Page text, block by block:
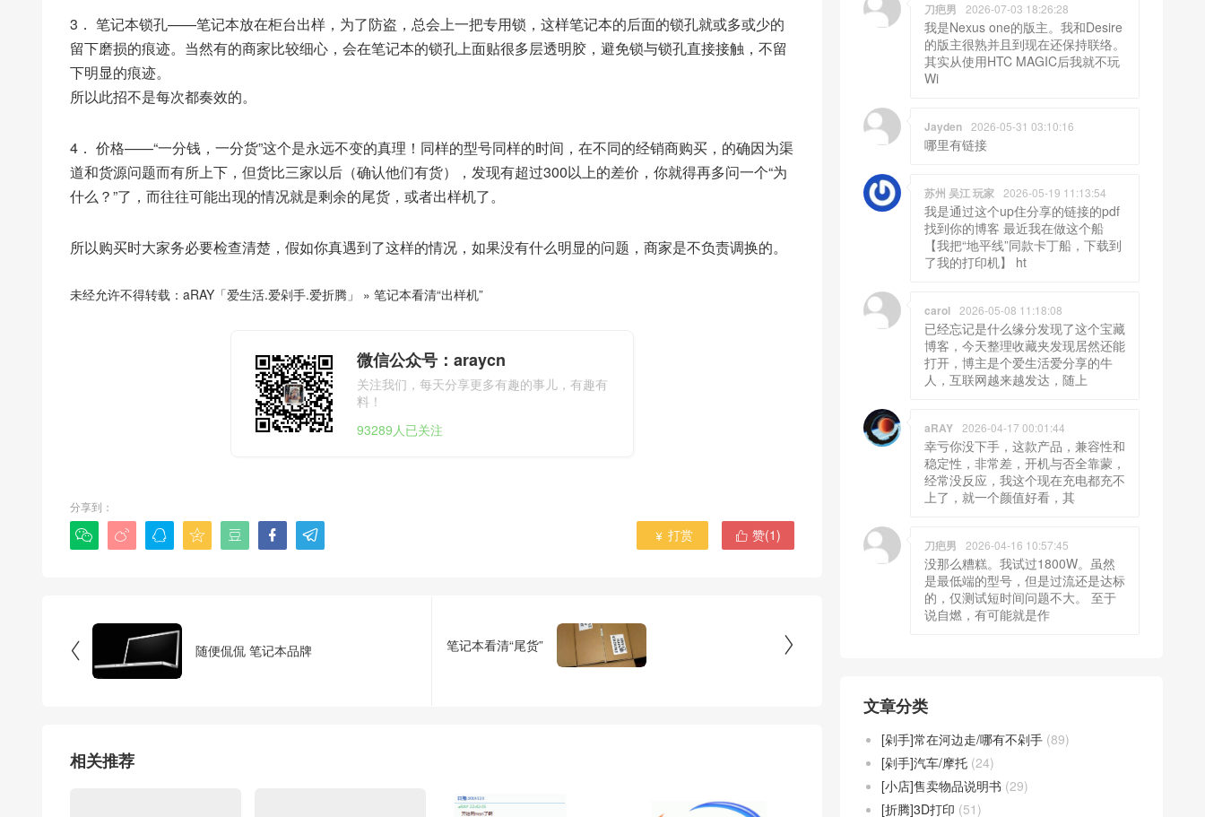
3． 笔记本锁孔——笔记本放在柜台出样，为了防盗，总会上一把专用锁，这样笔记本的后面的锁孔就或多或少的
留下磨损的痕迹。当然有的商家比较细心，会在笔记本的锁孔上面贴很多层透明胶，避免锁与锁孔直接接触，不留
下明显的痕迹。
所以此招不是每次都奏效的。
4． 价格——“一分钱，一分货”这个是永远不变的真理！同样的型号同样的时间，在不同的经销商购买，的确因为渠
道和货源问题而有所上下，但货比三家以后（确认他们有货），发现有超过300以上的差价，你就得再多问一个“为
什么？”了，而往往可能出现的情况就是剩余的尾货，或者出样机了。
所以购买时大家务必要检查清楚，假如你真遇到了这样的情况，如果没有什么明显的问题，商家是不负责调换的。
未经允许不得转载： aRAY「爱生活.爱剁手.爱折腾」 » 笔记本看清“出样机”
微信公众号：araycn
关注我们，每天分享更多有趣的事儿，有趣有
料！
93289人已关注
分享到：
        赞(1)
 打赏
 随便侃侃 笔记本品牌 
笔记本看清“尾货”
相关推荐
刀疤男 2026-07-03 18:26:28
我是Nexus one的版主。我和Desire
的版主很熟并且到现在还保持联络。
其实从使用HTC MAGIC后我就不玩
Wi
Jayden 2026-05-31 03:10:16
哪里有链接
苏州 吴江 玩家 2026-05-19 11:13:54
我是通过这个up住分享的链接的pdf
找到你的博客 最近我在做这个船
【我把“地平线”同款卡丁船，下载到
了我的打印机】 ht
carol 2026-05-08 11:18:08
已经忘记是什么缘分发现了这个宝藏
博客，今天整理收藏夹发现居然还能
打开，博主是个爱生活爱分享的牛
人，互联网越来越发达，随上
aRAY 2026-04-17 00:01:44
幸亏你没下手，这款产品，兼容性和
稳定性，非常差，开机与否全靠蒙，
经常没反应，我这个现在充电都充不
上了，就一个颜值好看，其
刀疤男 2026-04-16 10:57:45
没那么糟糕。我试过1800W。虽然
是最低端的型号，但是过流还是达标
的，仅测试短时间问题不大。 至于
说自燃，有可能就是作
文章分类
[剁手]常在河边走/哪有不剁手 (89)
[剁手]汽车/摩托 (24)
[小店]售卖物品说明书 (29)
[折腾]3D打印 (51)